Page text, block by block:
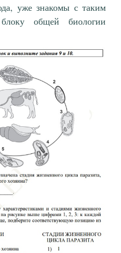
уже знакомы с таким
общей биологии